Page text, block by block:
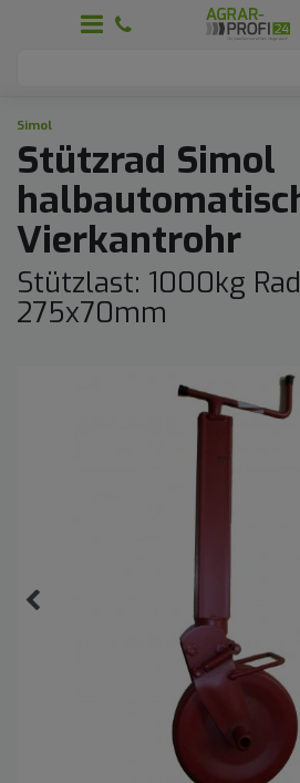
Simol
Stützrad Simol
Vierkantrohr
Stützlast: 1000kg
275x70mm